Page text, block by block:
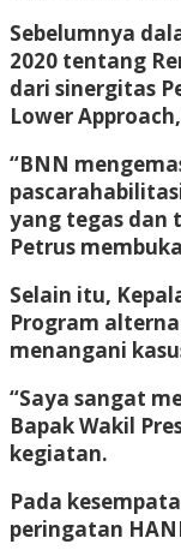
Sebelumnya
2020 tentang
dari sinergitas
Lower
“BNN
yang tegas dan
Petrus
Selain itu,
Program
menangani
“Saya sangat
Bapak Wakil
kegiatan.
Pada
peringatan